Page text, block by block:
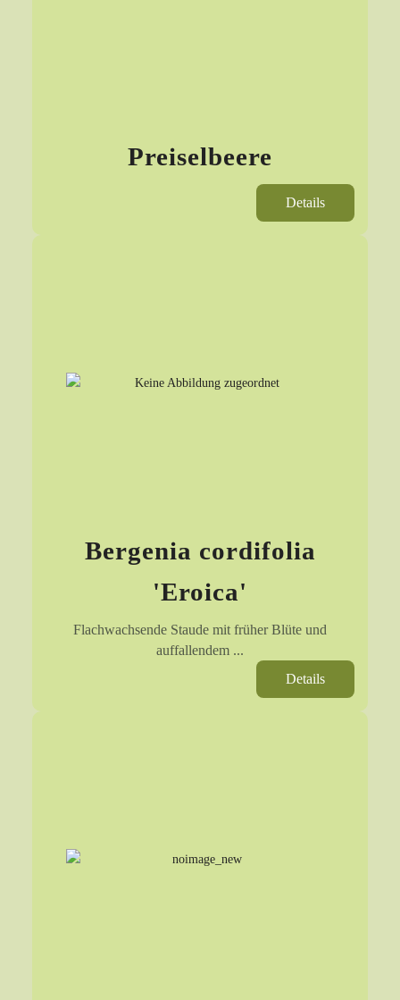
Preiselbeere
Details
Bergenia cordifolia
'Eroica'
Flachwachsende Staude mit früher Blüte und
auffallendem ...
Details